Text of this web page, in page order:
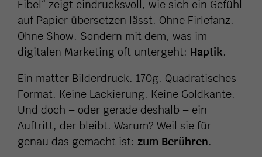
Fibel“ zeigt eindrucksvoll, wie sich ein Gefühl
auf Papier übersetzen lässt. Ohne Firlefanz.
Ohne Show. Sondern mit dem, was im
digitalen Marketing oft untergeht: Haptik.
Ein matter Bilderdruck. 170g. Quadratisches
Format. Keine Lackierung. Keine Goldkante.
Und doch – oder gerade deshalb – ein
Auftritt, der bleibt. Warum? Weil sie für
genau das gemacht ist: zum Berühren.